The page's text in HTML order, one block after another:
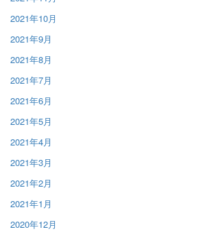
2021年10月
2021年9月
2021年8月
2021年7月
2021年6月
2021年5月
2021年4月
2021年3月
2021年2月
2021年1月
2020年12月